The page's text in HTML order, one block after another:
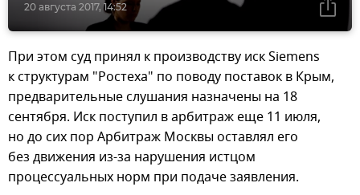
20 августа 2017, 14:52
При этом суд принял к производству иск Siemens
к структурам "Ростеха" по поводу поставок в Крым,
предварительные слушания назначены на 18
сентября. Иск поступил в арбитраж еще 11 июля,
но до сих пор Арбитраж Москвы оставлял его
без движения из-за нарушения истцом
процессуальных норм при подаче заявления.